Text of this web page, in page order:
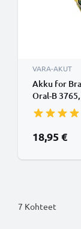
VARA-AKUT
Akku for
Oral-B
CELLONIC
18,95 €
7 Kohteet